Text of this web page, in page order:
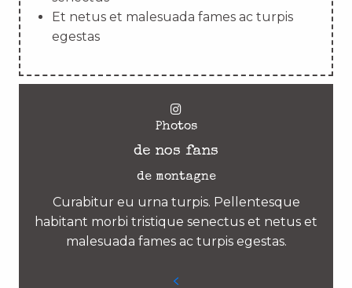
Et netus et malesuada fames ac turpis
egestas
Photos
de nos fans
de montagne
Curabitur eu urna turpis. Pellentesque
habitant morbi tristique senectus et netus et
malesuada fames ac turpis egestas.